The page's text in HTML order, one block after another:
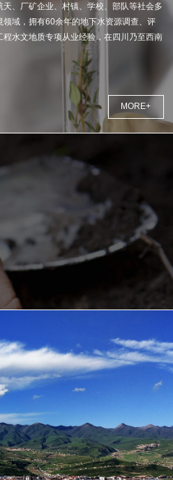
、厂矿企业、村镇、学校、部队等社会多
域，拥有60余年的地下水资源调查、评
水文地质专项从业经验，在四川乃至西南
MORE+